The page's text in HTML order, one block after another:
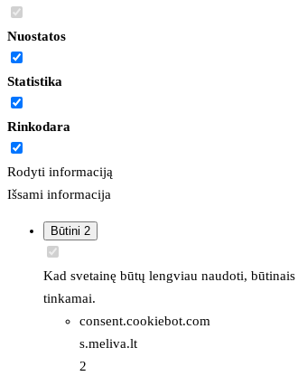
Nuostatos
Statistika
Rinkodara
Rodyti informaciją
Išsami informacija
Būtini 2
Kad svetainę būtų lengviau naudoti,
tinkamai.
consent.cookiebot.com
s.meliva.lt
2